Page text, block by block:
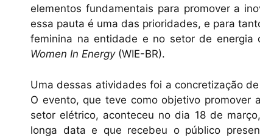
elementos fundamentais para promover a
essa pauta é uma das prioridades, e para
feminina na entidade e no setor de
Women In Energy(WIE-BR).
Uma dessas atividades foi a concretização
O evento, que teve como objetivo
setor elétrico, aconteceu no dia 18 de
longa data e que recebeu o público